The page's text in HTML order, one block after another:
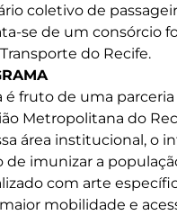
coletivo de
se de um consórcio
do Recife.
é fruto de uma
Metropolitana do
área institucional, o
de imunizar a
com arte
mobilidade e